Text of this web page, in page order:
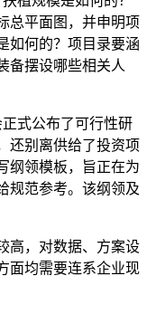
总平面图，并申明项
如何的？项目录要涵
备摆设哪些相关人
式公布了可行性研
还别离供给了投资项
纲领模板，旨正在为
规范参考。该纲领及
，对数据、方案设
面均需要连系企业现